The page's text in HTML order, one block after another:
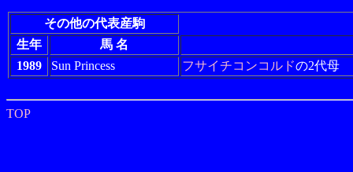
その他の代表産駒
生年
馬 名
1989
Sun Princess フサイチコンコルドの2代母
TOP